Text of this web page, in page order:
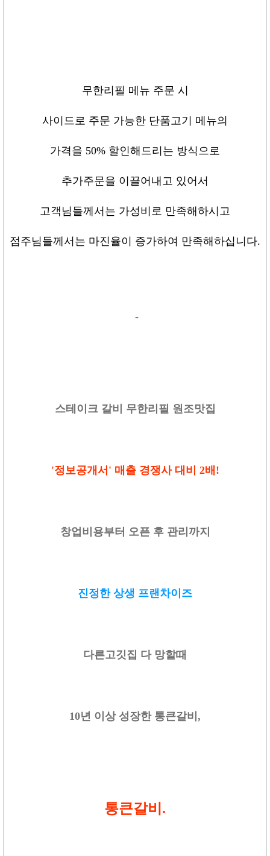
무한리필 메뉴 주문 시
사이드로 주문 가능한 단품고기 메뉴의
가격을 50% 할인해드리는 방식으로
추가주문을 이끌어내고 있어서
고객님들께서는 가성비로 만족해하시고
점주님들께서는 마진율이 증가하여 만족해하십니다.
-
스테이크 갈비 무한리필 원조맛집
'정보공개서' 매출 경쟁사 대비 2배!
창업비용부터 오픈 후 관리까지
진정한 상생 프랜차이즈
다른고깃집 다 망할때
10년 이상 성장한 통큰갈비,
통큰갈비.